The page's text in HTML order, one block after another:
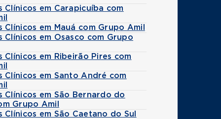
Clínicos em Carapicuíba com
Clínicos em Mauá com Grupo Amil
Clínicos em Osasco com Grupo
Clínicos em Ribeirão Pires com
Clínicos em Santo André com
Clínicos em São Bernardo do
Grupo Amil
Clínicos em São Caetano do Sul